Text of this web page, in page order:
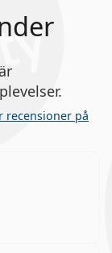
recensioner på